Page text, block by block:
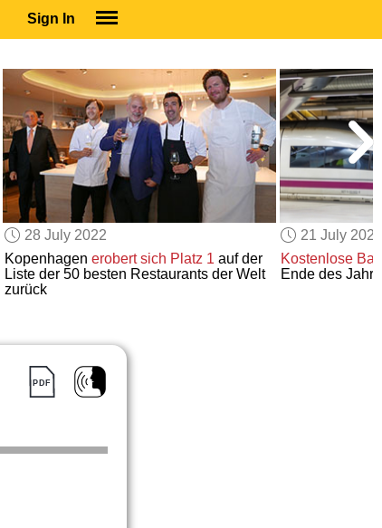
Sign In
SUBSCRIBE
EDUCATIONAL LICENSES
GIFT CARDS
OTHER LANGUAGES
ABOUT US
ALEXA
ADJUST COLORS
28 July 2022
Kopenhagen erobert sich Platz 1auf der
Liste der 50 besten Restaurants der Welt
zurück
21 July
Kostenlose
Ende des